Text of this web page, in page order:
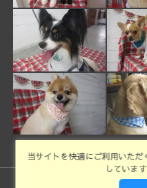
当サイトを快適にご利用いた
しています